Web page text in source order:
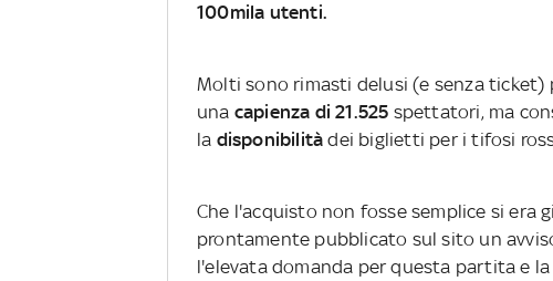
100mila utenti.
Molti sono rimasti delusi (e senza ticket)
una capienza di 21.525 spettatori, ma
la disponibilitàdei biglietti per i tifosi
Che l'acquisto non fosse semplice si era
prontamente pubblicato sul sito un
l'elevata domanda per questa partita e